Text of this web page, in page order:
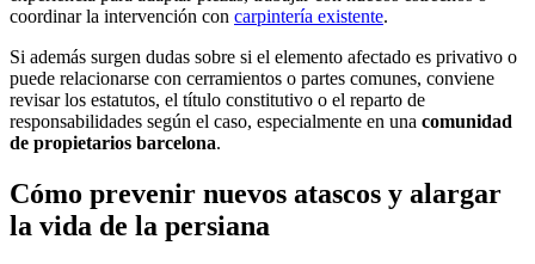
coordinar la intervención con carpintería existente.
Si además surgen dudas sobre si el elemento afectado es privativo o
puede relacionarse con cerramientos o partes comunes, conviene
revisar los estatutos, el título constitutivo o el reparto de
responsabilidades según el caso, especialmente en una comunidad
de propietarios barcelona.
Cómo prevenir nuevos atascos y alargar
la vida de la persiana